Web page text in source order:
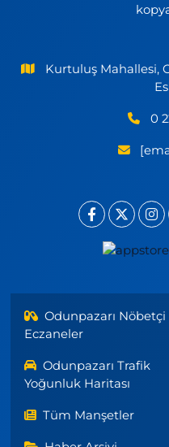
Kurtuluş Mahallesi,
0
Odunpazarı Nöbetçi
Eczaneler
Odunpazarı Trafik
Yoğunluk Haritası
Tüm Manşetler